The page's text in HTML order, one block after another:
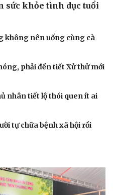
Việt Nam
sức khỏe tình dục tuổi
không nên uống cùng cà
phải đến tiết Xử thử mới
nhân tiết lộ thói quen ít ai
tự chữa bệnh xã hội rồi